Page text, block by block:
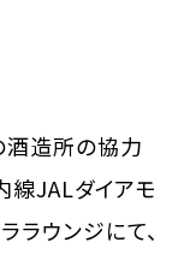
酒造所の協力
線JALダイアモ
ラウンジにて、